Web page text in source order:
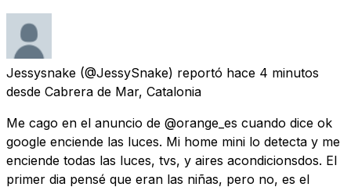
Jessysnake (@JessySnake) reportó hace 4 minutos
desde Cabrera de Mar, Catalonia
Me cago en el anuncio de @orange_es cuando dice ok
google enciende las luces. Mi home mini lo detecta y me
enciende todas las luces, tvs, y aires acondicionsdos. El
primer dia pensé que eran las niñas, pero no, es el